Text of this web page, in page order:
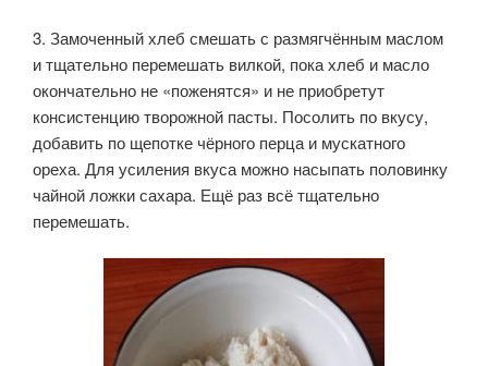
3. Замоченный хлеб смешать с размягчённым маслом
и тщательно перемешать вилкой, пока хлеб и масло
окончательно не «поженятся» и не приобретут
консистенцию творожной пасты. Посолить по вкусу,
добавить по щепотке чёрного перца и мускатного
ореха. Для усиления вкуса можно насыпать половинку
чайной ложки сахара. Ещё раз всё тщательно
перемешать.